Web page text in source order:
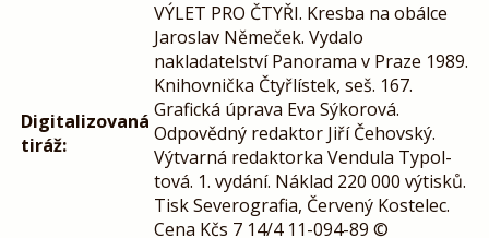
Digitalizovaná
tiráž:
VÝLET PRO ČTYŘI. Kresba na obálce
Jaroslav Němeček. Vydalo
nakladatelství Panorama v Praze 1989.
Knihovnička Čtyřlístek, seš. 167.
Grafická úprava Eva Sýkorová.
Odpovědný redaktor Jiří Čehovský.
Výtvarná redaktorka Vendula Typol-
tová. 1. vydání. Náklad 220 000 výtisků.
Tisk Severografia, Červený Kostelec.
Cena Kčs 7 14/4 11-094-89 ©